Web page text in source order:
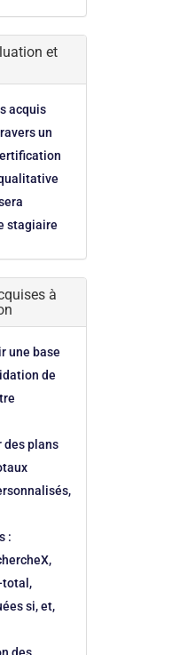
et
acquis
un
stagiaire
à
une base
de
des plans
:
total,
si, et,